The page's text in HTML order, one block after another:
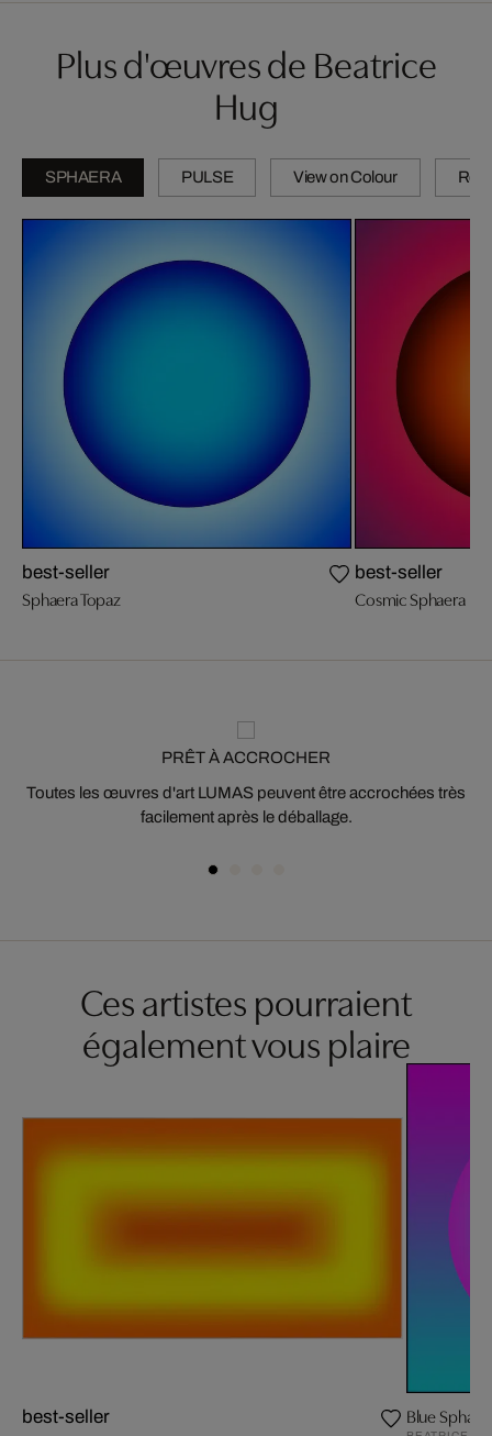
Plus d'œuvres de Beatrice
Hug
SPHAERA PULSE View on Colour
best-seller
Sphaera Topaz
best-seller
Cosmic Sphaera
PRÊT À ACCROCHER
Toutes les œuvres d'art LUMAS peuvent être accrochées très
facilement après le déballage.
Ces artistes pourraient
également vous plaire
best-seller Blue